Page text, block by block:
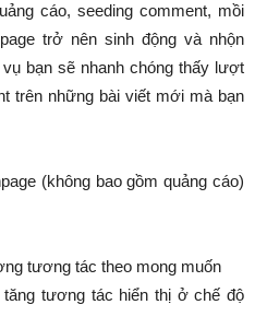
cáo, seeding comment, mồi
trở nên sinh động và nhộn
bạn sẽ nhanh chóng thấy lượt
trên những bài viết mới mà bạn
(không bao gồm quảng cáo)
tương tác theo mong muốn
tương tác hiển thị ở chế độ